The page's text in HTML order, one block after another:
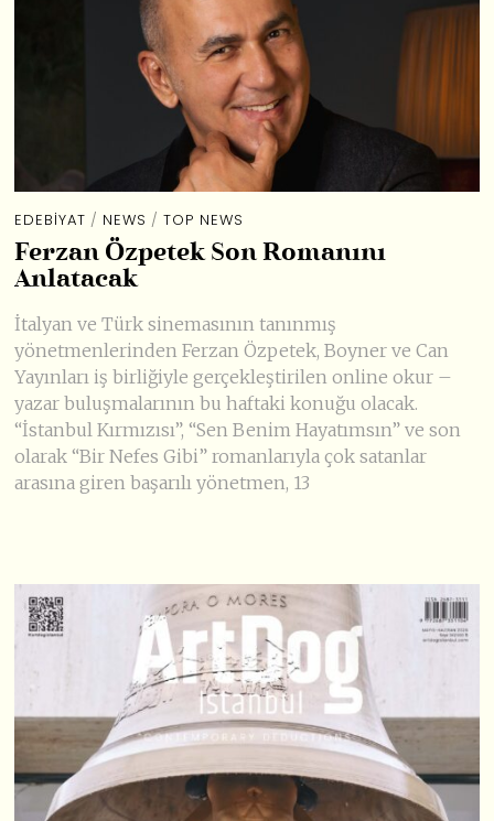
EDEBIYAT / NEWS / TOP NEWS
Ferzan Özpetek Son Romanını
Anlatacak
İtalyan ve Türk sinemasının tanınmış
yönetmenlerinden Ferzan Özpetek, Boyner ve Can
Yayınları iş birliğiyle gerçekleştirilen online okur –
yazar buluşmalarının bu haftaki konuğu olacak.
“İstanbul Kırmızısı”, “Sen Benim Hayatımsın” ve son
olarak “Bir Nefes Gibi” romanlarıyla çok satanlar
arasına giren başarılı yönetmen, 13